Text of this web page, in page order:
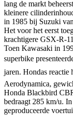
lang de markt
kleinere
in 1985 bij Suzuki
Het voor het eerst
krachtigere GSX-R-
Toen Kawasaki in
superbike
jaren. Hondas
Aerodynamica,
Honda Blackbird
bedraagt 285 km/u.
geproduceerde